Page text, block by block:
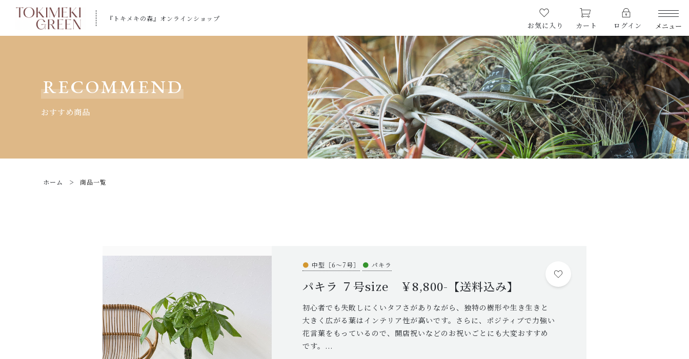
『トキメキの森』オンラインショップ
お気に入り
カート ログイン メニュー
CATEGORY
カテゴリー
PRODUCTS
商品一覧
RARE
希少な植物
SALE
ABOUT US
当店について
POINT
RECOMMEND
おすすめ商品
ホーム 商品一覧
● 中型［6～7号］ ● パキラ
パキラ ７号size ￥8,800-【送料込み】
初心者でも失敗しにくいタフさがありながら、独特の樹形や生き生きと
大きく広がる葉はインテリア性が高いです。さらに、ポジティブで力強い
花言葉をもっているので、開店祝いなどのお祝いごとにも大変おすすめ
です。...